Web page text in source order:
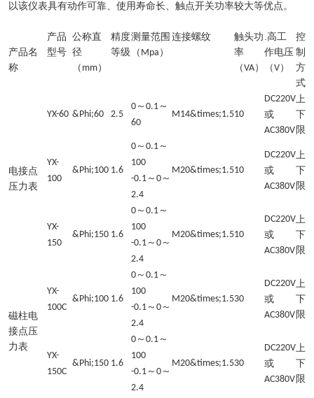
以该仪表具有动作可靠、使用寿命长、触点开关功率较大等优点。
产品名
称
产品
型号
公称直
径
（ mm）
精度
等级
测量范围
（ Mpa ）
连接螺纹
触头功
率
（VA）
.高工
作电压
（V）
控
制
方
式
电接点
压力表
YX-60 &Phi;60 2.5
0 ～ 0.1 ～
60
M14&times;1.510
DC220V
或
AC380V
上
下
限
YX-
100
&Phi;100 1.6
0 ～ 0.1 ～
100
-0.1 ～ 0 ～
2.4
M20&times;1.510
DC220V
或
AC380V
上
下
限
YX-
150
&Phi;150 1.6
0 ～ 0.1 ～
100
-0.1 ～ 0 ～
2.4
M20&times;1.510
DC220V
或
AC380V
上
下
限
磁柱电
接点压
力表
YX-
100C
&Phi;100 1.6
0 ～ 0.1 ～
100
-0.1 ～ 0 ～
2.4
M20&times;1.530
DC220V
或
AC380V
上
下
限
YX-
150C
&Phi;150 1.6
0 ～ 0.1 ～
100
-0.1 ～ 0 ～
2.4
M20&times;1.530
DC220V
或
AC380V
上
下
限